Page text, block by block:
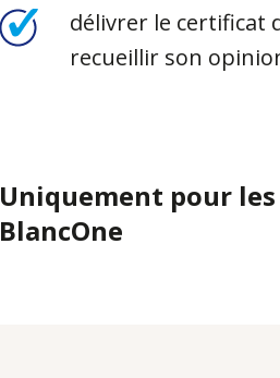
délivrer le certificat
recueillir son
Uniquement pour
BlancOne